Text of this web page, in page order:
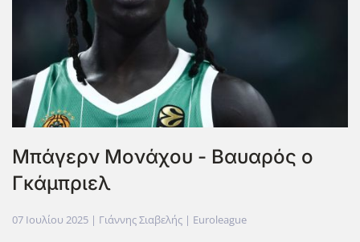
Μπάγερν Μονάχου - Βαυαρός ο
Γκάμπριελ
07 Ιουλίου 2025 | Γιάννης Σιαβελής | Euroleague